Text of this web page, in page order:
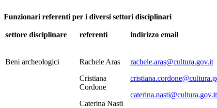
Funzionari referenti per i diversi settori disciplinari
settore disciplinare referenti indirizzo email
Beni archeologici
Rachele Aras
Cristiana
Cordone
Caterina Nasti
rachele.aras@cultura.gov.it
caterina.nasti@cultura.gov.it